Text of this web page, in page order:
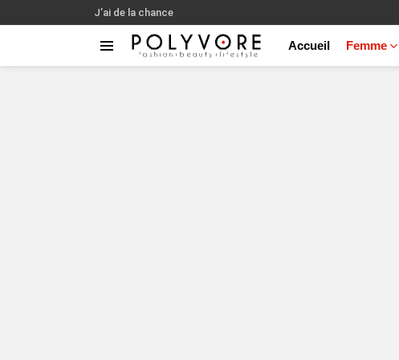
J’ai de la chance
Accueil Femme